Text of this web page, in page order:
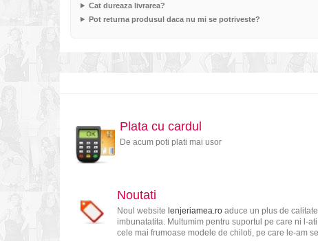
Cat dureaza livrarea?
Pot returna produsul daca nu mi se potriveste?
Plata cu cardul
De acum poti plati mai usor
Noutati
Noul website lenjeriamea.roaduce un plus de
imbunatatita. Multumim pentru suportul pe care ni l-
cele mai frumoase modele de chiloti, pe care le-am